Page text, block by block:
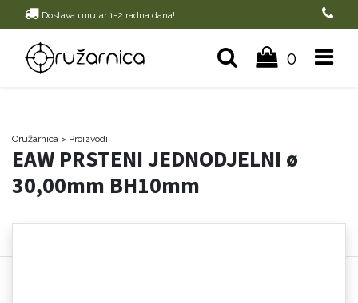
Dostava unutar 1-2 radna dana!
0
Oružarnica > Proizvodi
EAW PRSTENI JEDNODJELNI ø
30,00mm BH10mm